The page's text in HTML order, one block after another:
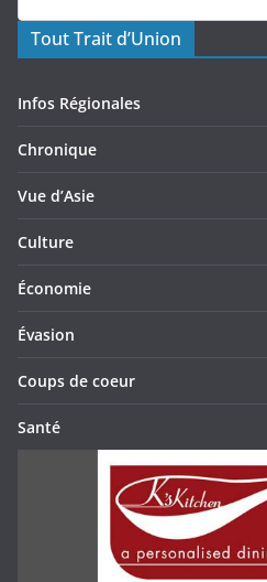
Tout Trait d’Union
Infos Régionales
Chronique
Vue d’Asie
Culture
Économie
Évasion
Coups de coeur
Santé